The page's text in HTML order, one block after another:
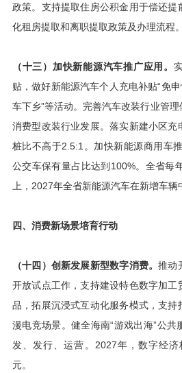
政策。支持提取住房公积金用于偿还提
化租房提取和离职提取政策及办理流程。
（十三）加快新能源汽车推广应用。
贴，做好新能源汽车个人充电补贴“免
车下乡”等活动。完善汽车改装行业管
消费型改装行业发展。落实新建小区充
桩比不高于2.5:1。加快新能源商用车
公交车保有量占比达到100%。全省每
上，2027年全省新能源汽车在新增车辆
四、消费新场景培育行动
（十四）创新发展新型数字消费。推动
开放试点工作，支持建设特色数字加工
品，拓展沉浸式互动化服务模式，支持
漫电竞场景。健全海南“游戏出海”公
发、发行、运营。2027年，数字经
元。